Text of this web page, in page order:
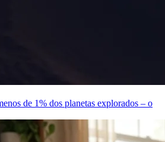
de 1% dos planetas explorados – o